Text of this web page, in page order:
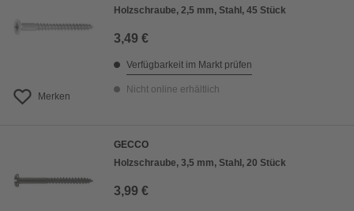
Merken
Holzschraube, 2,5 mm, Stahl, 45 Stück
3,49 €
Verfügbarkeit im Markt prüfen
Nicht online erhältlich
GECCO
Holzschraube, 3,5 mm, Stahl, 20 Stück
3,99 €